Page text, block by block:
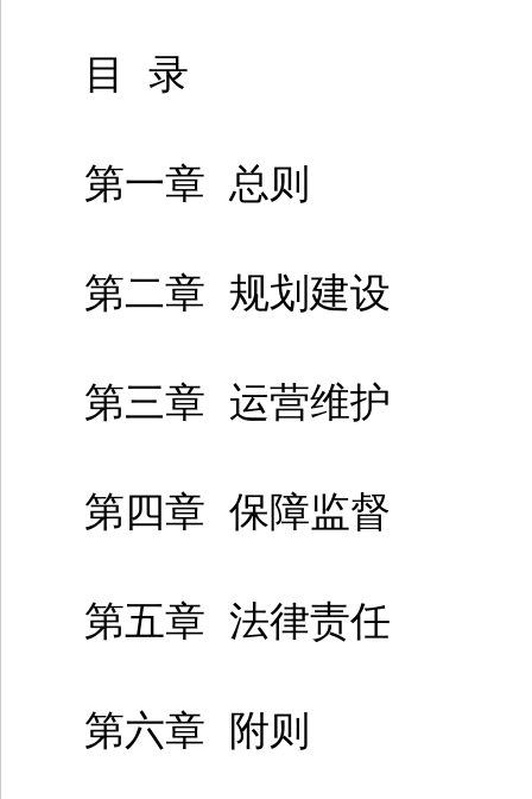
目 录
第一章 总则
第二章 规划建设
第三章 运营维护
第四章 保障监督
第五章 法律责任
第六章 附则